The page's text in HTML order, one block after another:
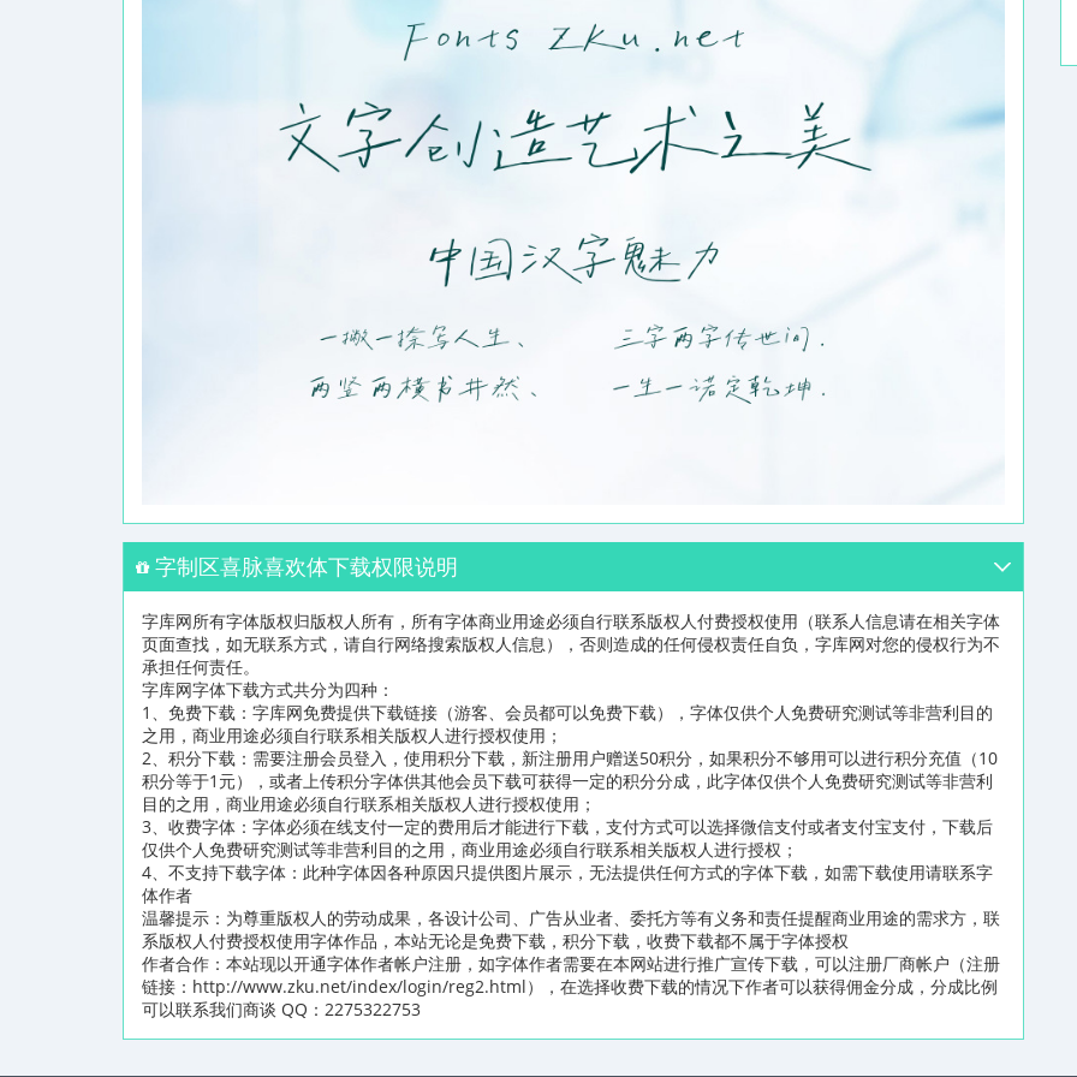
字制区喜脉喜欢体下载权限说明
字库网所有字体版权归版权人所有，所有字体商业用途必须自行联系版权人付费授权使用（联系人信息请在相关字体
页面查找，如无联系方式，请自行网络搜索版权人信息），否则造成的任何侵权责任自负，字库网对您的侵权行为不
承担任何责任。
字库网字体下载方式共分为四种：
1、免费下载：字库网免费提供下载链接（游客、会员都可以免费下载），字体仅供个人免费研究测试等非营利目的
之用，商业用途必须自行联系相关版权人进行授权使用；
2、积分下载：需要注册会员登入，使用积分下载，新注册用户赠送50积分，如果积分不够用可以进行积分充值（10
积分等于1元），或者上传积分字体供其他会员下载可获得一定的积分分成，此字体仅供个人免费研究测试等非营利
目的之用，商业用途必须自行联系相关版权人进行授权使用；
3、收费字体：字体必须在线支付一定的费用后才能进行下载，支付方式可以选择微信支付或者支付宝支付，下载后
仅供个人免费研究测试等非营利目的之用，商业用途必须自行联系相关版权人进行授权；
4、不支持下载字体：此种字体因各种原因只提供图片展示，无法提供任何方式的字体下载，如需下载使用请联系字
体作者
温馨提示：为尊重版权人的劳动成果，各设计公司、广告从业者、委托方等有义务和责任提醒商业用途的需求方，联
系版权人付费授权使用字体作品，本站无论是免费下载，积分下载，收费下载都不属于字体授权
作者合作：本站现以开通字体作者帐户注册，如字体作者需要在本网站进行推广宣传下载，可以注册厂商帐户（注册
链接：http://www.zku.net/index/login/reg2.html），在选择收费下载的情况下作者可以获得佣金分成，分成比例
可以联系我们商谈 QQ：2275322753